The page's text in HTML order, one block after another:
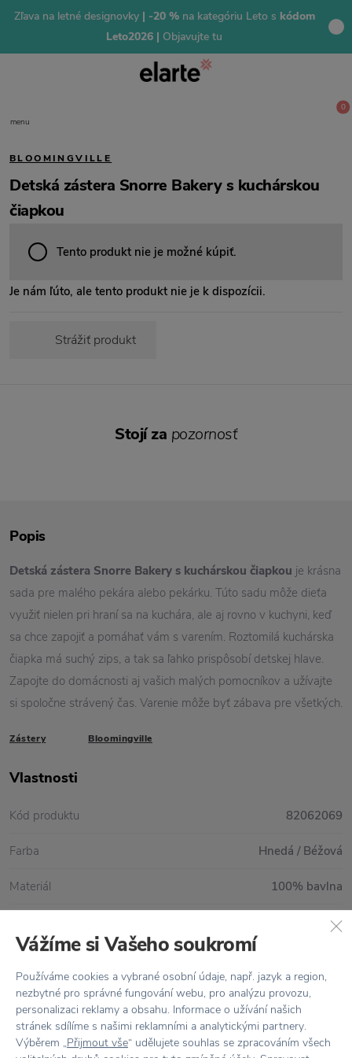
Zľava na letné designovky| -20 % na kategóriu Leto s kódom
Leto2026 | Objavujte tu
menu
0
BLOOMINGVILLE
Detská zástera Snorre Bakery s kuchárskou
čiapkou
Tento produkt nie je možné kúpiť.
Je nám ľúto, ale tento produkt nie je k dispozícii.
Strážiť produkt
Všetko skladom,odosielame ihneď
Popis
Detská zástera Snorre Bakery s kuchárskou čiapkou je krásna
sada pre malého pekára alebo pekárku. Túto sadu môže dieťa
využiť nielen pri hraní sa na kuchára, ale aj rovno v kuchyni, keď
sa chce zapojiť a pomáhať vám s varením. Roztomilá kuchárska
čiapka má suchý zips, a tak sa ľahko prispôsobí detskej hlave.
Zapojte do domácnosti aj vašich malých pomocníkov a užívajte
si spoločne strávený čas. Varenie môže byť zábava pre všetkých.
Zástery Bloomingville
Vlastnosti
Kód produktu 82062069
Farba Hnedá / Béžová
Materiál 100% bavlna
D: 60 cm x V: 50 cm
Stojí za pozornosť
Vážíme si Vašeho soukromí
Používáme cookies a vybrané osobní údaje, např. jazyk a region,
nezbytné pro správné fungování webu, pro analýzu provozu,
personalizaci reklamy a obsahu. Informace o užívání našich
stránek sdílíme s našimi reklamními a analytickými partnery.
Výběrem „Přijmout vše“ udělujete souhlas se zpracováním všech